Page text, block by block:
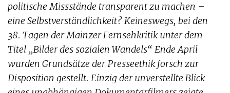
politische Missstände transparent zu machen –
eine Selbstverständlichkeit? Keineswegs, bei den
38. Tagen der Mainzer Fernsehkritik unter dem
Titel „Bilder des sozialen Wandels“ Ende April
wurden Grundsätze der Presseethik forsch zur
Disposition gestellt. Einzig der unverstellte Blick